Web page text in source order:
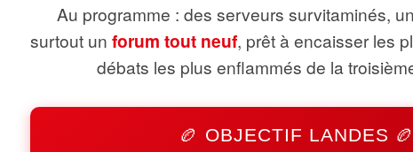
Au programme : des serveurs survitaminés,
surtout un forum tout neuf, prêt à encaisser les
débats les plus enflammés de la
🏉 OBJECTIF LANDES 🏉